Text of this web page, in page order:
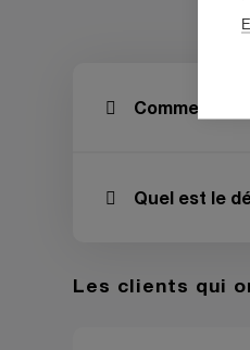
Comment
Quel est le
Les clients qui